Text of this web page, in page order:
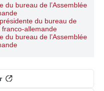
du bureau de l’Assemblée
du bureau de
franco-allemande
du bureau de l’Assemblée